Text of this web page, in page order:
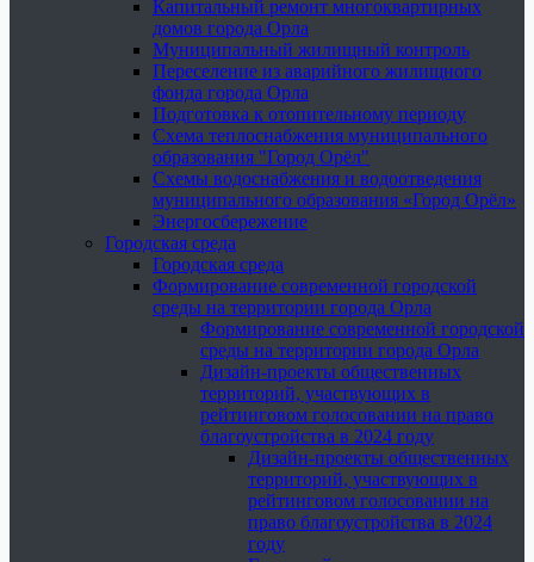
Капитальный ремонт многоквартирных
домов города Орла
Муниципальный жилищный контроль
Переселение из аварийного жилищного
фонда города Орла
Подготовка к отопительному периоду
Схема теплоснабжения муниципального
образования "Город Орёл"
Схемы водоснабжения и водоотведения
муниципального образования «Город Орёл»
Энергосбережение
Городская среда
Городская среда
Формирование современной городской
среды на территории города Орла
Формирование современной городской
среды на территории города Орла
Дизайн-проекты общественных
территорий, участвующих в
рейтинговом голосовании на право
благоустройства в 2024 году
Дизайн-проекты общественных
территорий, участвующих в
рейтинговом голосовании на
право благоустройства в 2024
году